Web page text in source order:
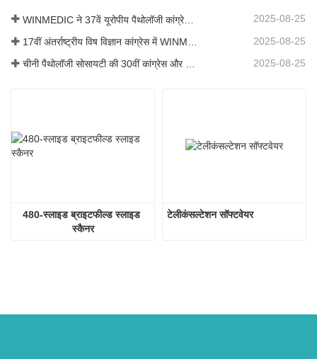
WINMEDIC ने 37वें यूरोपीय पैथोलॉजी कांग्रेस में भाग लिया – दुनिया के साथ नवाचार साझा करना 2025-08-25
2025-08-25
चीनी पैथोलॉजी सोसायटी की 30वीं कांग्रेस और चीनी पैथोलॉजिस्टों की 14वीं वार्षिक बैठक 2025-08-25
480-स्लाइड ब्राइटफील्ड स्लाइड
स्कैनर
टेलीकंसल्टेशन सॉफ्टवेयर